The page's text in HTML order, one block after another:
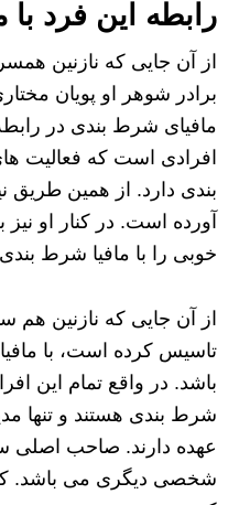
رابطه این فرد
از آن جایی که نازنین
برادر شوهر او پویان
مافیای شرط بندی در
افرادی است که فعالیت
بندی دارد. از همین طریق
آورده است. در کنار او
خوبی را با مافیا شرط
از آن جایی که نازنین
تاسیس کرده است، با
باشد. در واقع تمام این
شرط بندی هستند و تنها
عهده دارند. صاحب
شخصی دیگری می باشد. که